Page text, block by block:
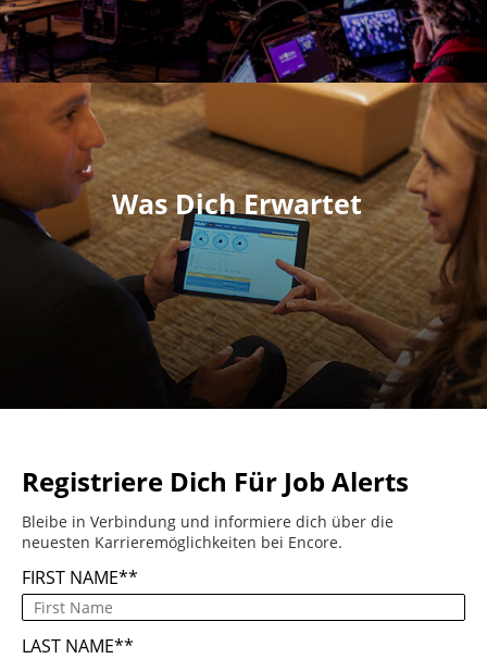
Was Dich Erwartet
Registriere Dich Für Job Alerts
Bleibe in Verbindung und informiere dich über die
neuesten Karrieremöglichkeiten bei Encore.
FIRST NAME*
LAST NAME*